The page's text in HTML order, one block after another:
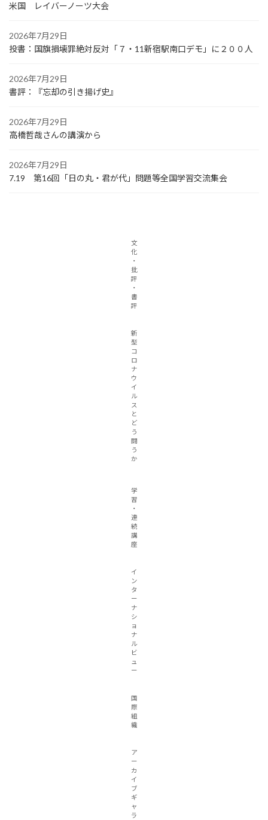
米国 レイバーノーツ大会
2026年7月29日
投書：国旗損壊罪絶対反対「７・11新宿駅南口デモ」に２００人
2026年7月29日
書評：『忘却の引き揚げ史』
2026年7月29日
高橋哲哉さんの講演から
2026年7月29日
7.19 第16回「日の丸・君が代」問題等全国学習交流集会
文
化
・
批
評
・
書
評
新
型
コ
ロ
ナ
ウ
イ
ル
ス
と
ど
う
闘
う
か
学
習
・
連
続
講
座
イ
ン
タ
ー
ナ
シ
ョ
ナ
ル
ビ
ュ
ー
国
際
組
織
ア
ー
カ
イ
ブ
ギ
ャ
ラ